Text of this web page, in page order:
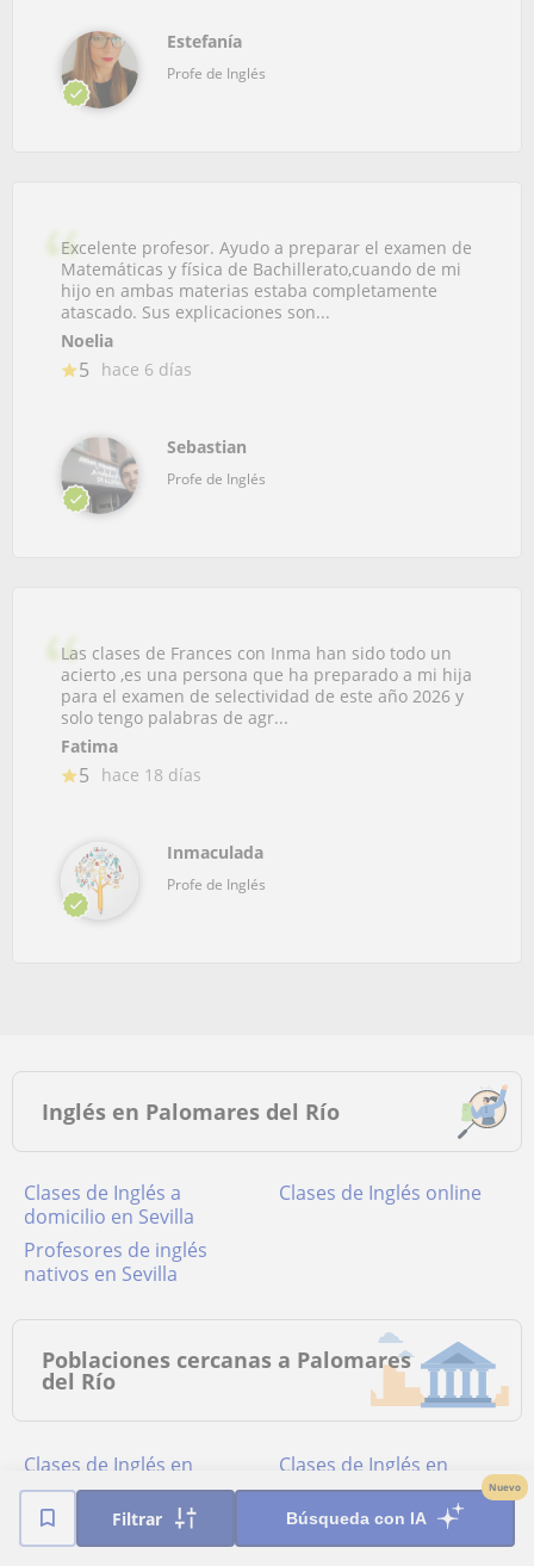
Filtrar Búsqueda con IA
Nuevo
Estefanía
Profe de Inglés
Excelente profesor. Ayudo a preparar el examen de
Matemáticas y física de Bachillerato,cuando de mi
hijo en ambas materias estaba completamente
atascado. Sus explicaciones son...
Noelia
5 hace 6 días
Sebastian
Profe de Inglés
Las clases de Frances con Inma han sido todo un
acierto ,es una persona que ha preparado a mi hija
para el examen de selectividad de este año 2026 y
solo tengo palabras de agr...
Fatima
5 hace 18 días
Inmaculada
Profe de Inglés
Inglés en Palomares del Río
Clases de Inglés a
domicilio en Sevilla
Clases de Inglés online
Profesores de inglés
nativos en Sevilla
Poblaciones cercanas a Palomares
del Río
Clases de Inglés en
Almensilla
Clases de Inglés en
Bormujos
Clases de Inglés en
Clases de Inglés en